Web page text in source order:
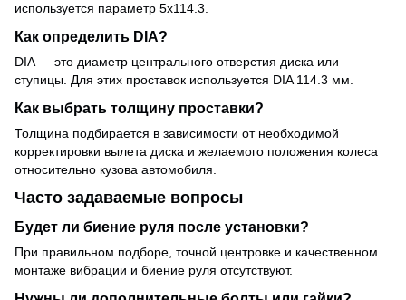
используется параметр 5x114.3.
Как определить DIA?
DIA — это диаметр центрального отверстия диска или
ступицы. Для этих проставок используется DIA 114.3 мм.
Как выбрать толщину проставки?
Толщина подбирается в зависимости от необходимой
корректировки вылета диска и желаемого положения колеса
относительно кузова автомобиля.
Часто задаваемые вопросы
Будет ли биение руля после установки?
При правильном подборе, точной центровке и качественном
монтаже вибрации и биение руля отсутствуют.